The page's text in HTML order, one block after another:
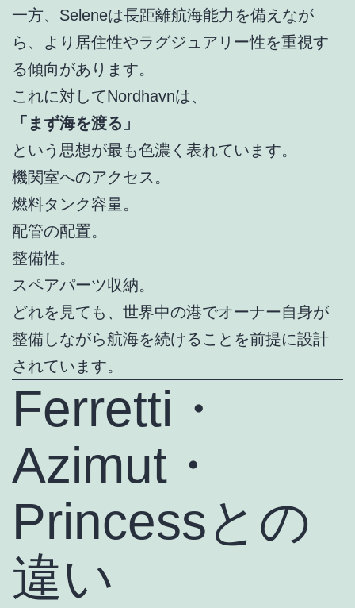
一方、Seleneは長距離航海能力を備えなが
ら、より居住性やラグジュアリー性を重視す
る傾向があります。
これに対してNordhavnは、
「まず海を渡る」
という思想が最も色濃く表れています。
機関室へのアクセス。
燃料タンク容量。
配管の配置。
整備性。
スペアパーツ収納。
どれを見ても、世界中の港でオーナー自身が
整備しながら航海を続けることを前提に設計
されています。
Ferretti・
Azimut・
Princessとの
違い